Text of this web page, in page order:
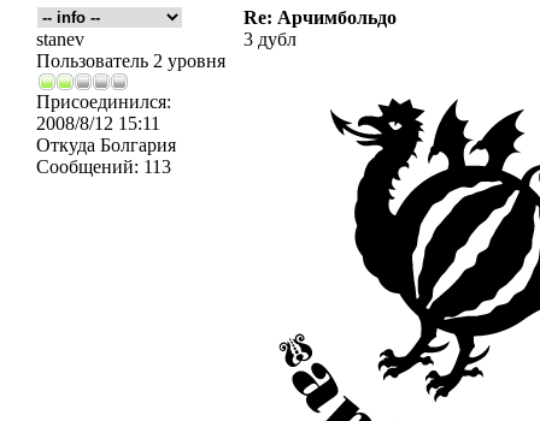
Re: Арчимбольдо
stanev
Пользователь 2 уровня
Присоединился:
2008/8/12 15:11
Откуда Болгария
Сообщений: 113
3 дубл